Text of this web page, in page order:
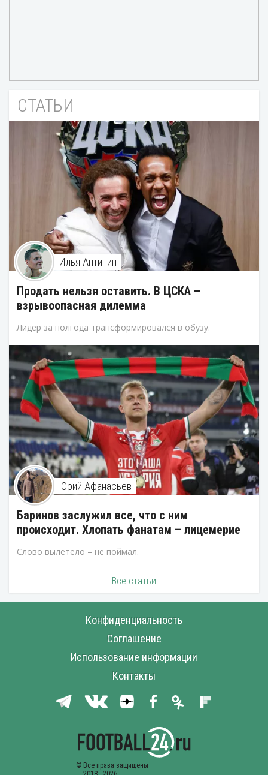
СТАТЬИ
Илья Антипин
Продать нельзя оставить. В ЦСКА –
взрывоопасная дилемма
Лидер за полгода трансформировался в обузу.
Юрий Афанасьев
Баринов заслужил все, что с ним
происходит. Хлопать фанатам – лицемерие
Слово вылетело – не поймал.
Все статьи
Конфиденциальность
Соглашение
Использование информации
Контакты